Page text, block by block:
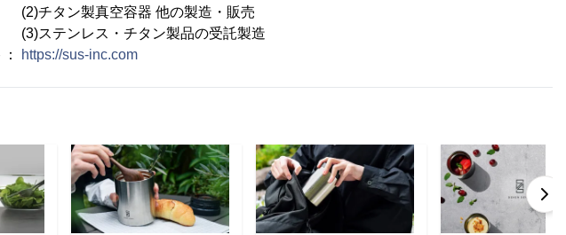
空容器 他の製造・販売
・チタン製品の受託製造
https://sus-inc.com